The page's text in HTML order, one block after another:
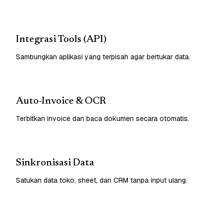
Integrasi Tools (API)
Sambungkan aplikasi yang terpisah agar bertukar data.
Auto-Invoice & OCR
Terbitkan invoice dan baca dokumen secara otomatis.
Sinkronisasi Data
Satukan data toko, sheet, dan CRM tanpa input ulang.